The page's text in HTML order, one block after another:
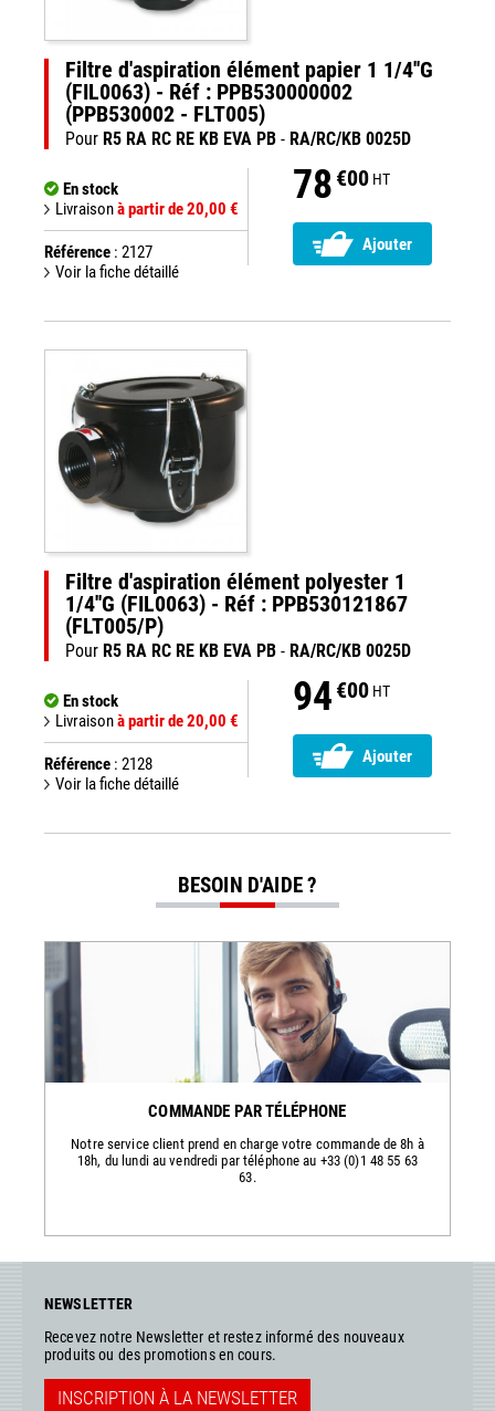
Filtre d'aspiration élément papier 1 1/4''G
(FIL0063) - Réf : PPB530000002
(PPB530002 - FLT005)
Pour R5 RA RC RE KB EVA PB - RA/RC/KB 0025D
En stock
Livraisonà partir de 20,00 €
Référence : 2127
Voir la fiche détaillé
78 €00 HT
Ajouter
Filtre d'aspiration élément polyester 1
1/4''G (FIL0063) - Réf : PPB530121867
(FLT005/P)
Pour R5 RA RC RE KB EVA PB - RA/RC/KB 0025D
En stock
Livraisonà partir de 20,00 €
Référence : 2128
Voir la fiche détaillé
94 €00 HT
Ajouter
BESOIN D'AIDE ?
COMMANDE PAR TÉLÉPHONE
Notre service client prend en charge votre commande de 8h à
18h, du lundi au vendredi par téléphone au +33 (0)1 48 55 63
63.
NEWSLETTER
Recevez notre Newsletter et restez informé des nouveaux
produits ou des promotions en cours.
INSCRIPTION À LA NEWSLETTER